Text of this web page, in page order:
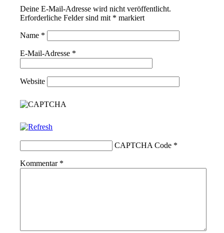
Deine E-Mail-Adresse wird nicht veröffentlicht.
Erforderliche Felder sind mit * markiert
Name *
E-Mail-Adresse *
Website
CAPTCHA Code *
Kommentar *